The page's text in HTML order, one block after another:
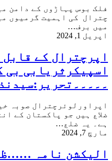
فلک بوس پہاڑوں کے دامن
چترال کی اہمیت گرمیوں
میں برف…
اپریل 1, 2024
اپرچترال کے
اسپیکرثریابی بی
اپراورلوئرچترال صوبہ
ضلاع ہیں جو پاکستان کے
ہے۔ یہ ضلع…
مارچ 7, 2024
الیکشن نامہ